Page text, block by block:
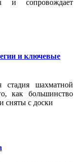
и сопровождает
и ключевые
шахматной
как большинство
сняты с доски